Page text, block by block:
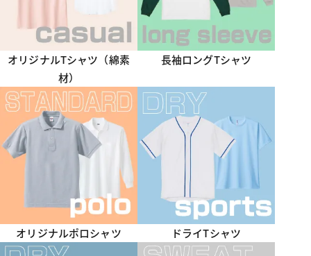
オリジナルTシャツ（綿素
材）
長袖ロングTシャツ
オリジナルポロシャツ ドライTシャツ